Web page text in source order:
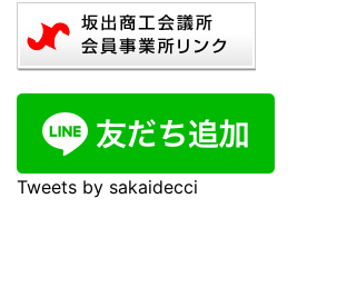
Tweets by sakaidecci